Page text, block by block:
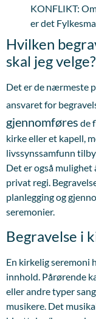
KONFLIKT:
er det
Hvilken
skal jeg velge?
Det er de nærmeste
ansvaret for
gjennomføres de
kirke eller et kapell,
livssynssamfunn
Det er også mulighet
privat regi.
planlegging og
seremonier.
Begravelse i
En kirkelig seremoni
innhold. Pårørende
eller andre typer
musikere. Det